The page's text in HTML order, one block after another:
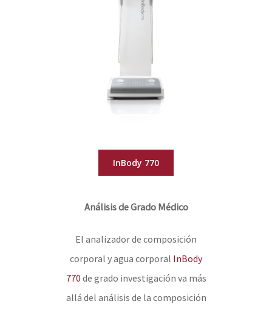
InBody 770
Análisis de Grado Médico
El analizador de composición
corporal y agua corporal InBody
770 de grado investigación va más
allá del análisis de la composición